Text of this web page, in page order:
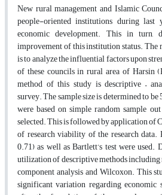
New rural management and Islamic
people-oriented institutions during
economic development. This in turn,
improvement of this institution status.
is to analyze the influential factors upon
of these councils in rural area of Harsin
method of this study is descriptive –
survey. The sample size is determined to
were based on simple random sample
selected. This is followed by application of
of research viability of the research
0.71) as well as Bartlett’s test were used.
utilization of descriptive methods
component analysis and Wilcoxon. This
significant variation regarding